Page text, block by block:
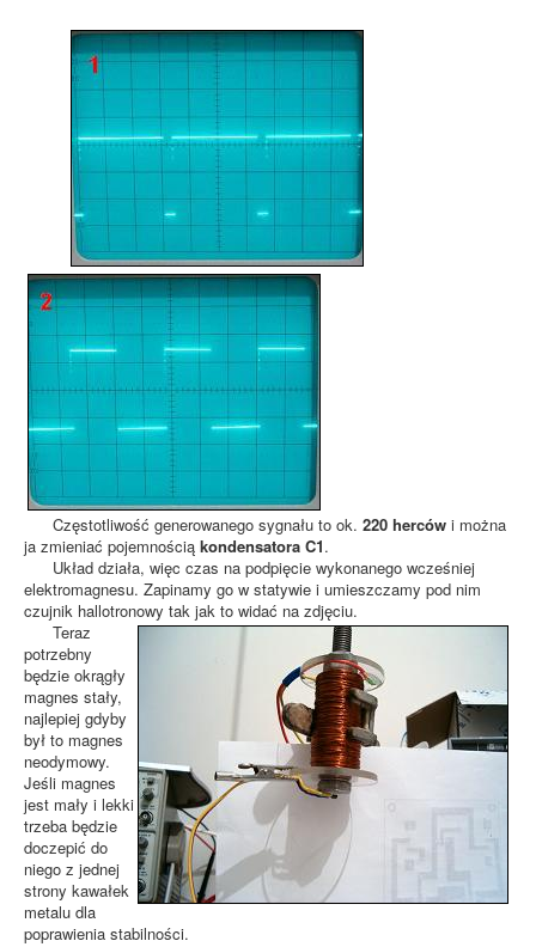
Częstotliwość generowanego sygnału to ok. 220 herców i można
ja zmieniać pojemnością kondensatora C1.
Układ działa, więc czas na podpięcie wykonanego wcześniej
elektromagnesu. Zapinamy go w statywie i umieszczamy pod nim
czujnik hallotronowy tak jak to widać na zdjęciu.
Teraz
potrzebny
będzie okrągły
magnes stały,
najlepiej gdyby
był to magnes
neodymowy.
Jeśli magnes
jest mały i lekki
trzeba będzie
doczepić do
niego z jednej
strony kawałek
metalu dla
poprawienia stabilności.